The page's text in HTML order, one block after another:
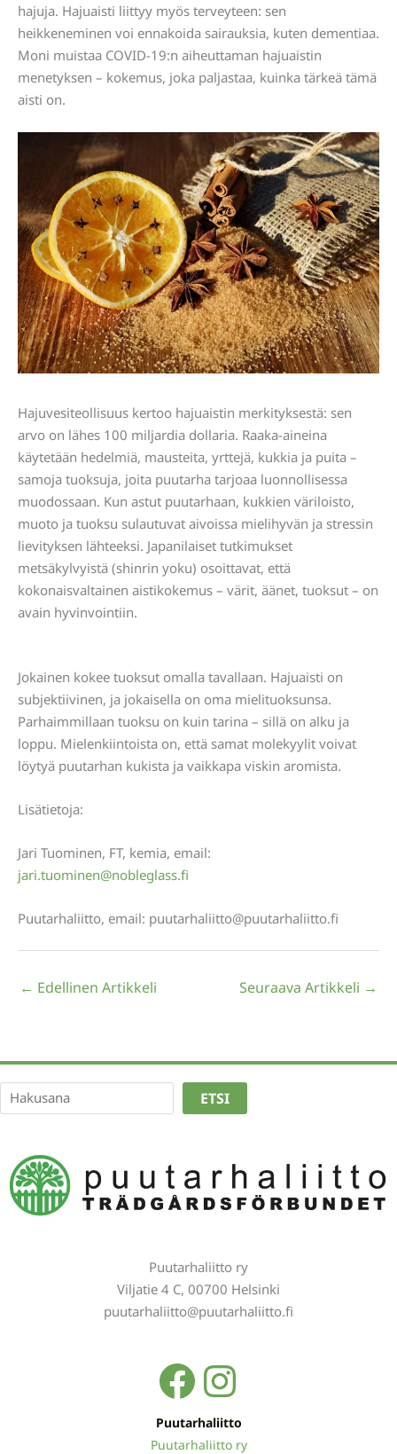
hajuja. Hajuaisti liittyy myös terveyteen: sen
heikkeneminen voi ennakoida sairauksia, kuten dementiaa.
Moni muistaa COVID-19:n aiheuttaman hajuaistin
menetyksen – kokemus, joka paljastaa, kuinka tärkeä tämä
aisti on.
Hajuvesiteollisuus kertoo hajuaistin merkityksestä: sen
arvo on lähes 100 miljardia dollaria. Raaka-aineina
käytetään hedelmiä, mausteita, yrttejä, kukkia ja puita –
samoja tuoksuja, joita puutarha tarjoaa luonnollisessa
muodossaan. Kun astut puutarhaan, kukkien väriloisto,
muoto ja tuoksu sulautuvat aivoissa mielihyvän ja stressin
lievityksen lähteeksi. Japanilaiset tutkimukset
metsäkylvyistä (shinrin yoku) osoittavat, että
kokonaisvaltainen aistikokemus – värit, äänet, tuoksut – on
avain hyvinvointiin.
Jokainen kokee tuoksut omalla tavallaan. Hajuaisti on
subjektiivinen, ja jokaisella on oma mielituoksunsa.
Parhaimmillaan tuoksu on kuin tarina – sillä on alku ja
loppu. Mielenkiintoista on, että samat molekyylit voivat
löytyä puutarhan kukista ja vaikkapa viskin aromista.
Lisätietoja:
Jari Tuominen, FT, kemia, email:
jari.tuominen@nobleglass.fi
Puutarhaliitto, email: puutarhaliitto@puutarhaliitto.fi
← Edellinen Artikkeli Seuraava Artikkeli →
Etsi
ETSI
Puutarhaliitto ry
Viljatie 4 C, 00700 Helsinki
puutarhaliitto@puutarhaliitto.fi
Facebook
Puutarhaliitto
Puutarhaliitto ry